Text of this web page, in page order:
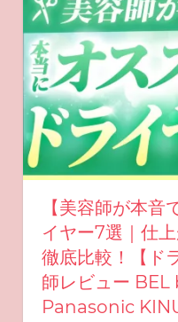
【美容師が本音
イヤー7選｜仕
徹底比較！【ド
師レビュー
Panasonic